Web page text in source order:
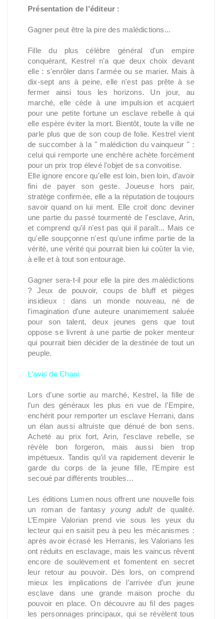
Présentation de l'éditeur :
Gagner peut être la pire des malédictions...
Fille du plus célèbre général d'un empire
conquérant, Kestrel n'a que deux choix devant
elle : s'enrôler dans l'armée ou se marier. Mais à
dix-sept ans à peine, elle n'est pas prête à se
fermer ainsi tous les horizons. Un jour, au
marché, elle cède à une impulsion et acquiert
pour une petite fortune un esclave rebelle à qui
elle espère éviter la mort. Bientôt, toute la ville ne
parle plus que de son coup de folie. Kestrel vient
de succomber à la " malédiction du vainqueur " :
celui qui remporte une enchère achète forcément
pour un prix trop élevé l'objet de sa convoitise.
Elle ignore encore qu'elle est loin, bien loin, d'avoir
fini de payer son geste. Joueuse hors pair,
stratège confirmée, elle a la réputation de toujours
savoir quand on lui ment. Elle croit donc deviner
une partie du passé tourmenté de l'esclave, Arin,
et comprend qu'il n'est pas qui il paraît... Mais ce
qu'elle soupçonne n'est qu'une infime partie de la
vérité, une vérité qui pourrait bien lui coûter la vie,
à elle et à tout son entourage.
Gagner sera-t-il pour elle la pire des malédictions
? Jeux de pouvoir, coups de bluff et pièges
insidieux : dans un monde nouveau, né de
l'imagination d'une auteure unanimement saluée
pour son talent, deux jeunes gens que tout
oppose se livrent à une partie de poker menteur
qui pourrait bien décider de la destinée de tout un
peuple.
L'avis de Chani
Lors d’une sortie au marché, Kestrel, la fille de
l’un des généraux les plus en vue de l’Empire,
enchérit pour remporter un esclave Herrani, dans
un élan aussi altruiste que dénué de bon sens.
Acheté au prix fort, Arin, l’esclave rebelle, se
révèle bon forgeron, mais aussi bien trop
impétueux. Tandis qu’il va rapidement devenir le
garde du corps de la jeune fille, l’Empire est
secoué par différents troubles…
Les éditions Lumen nous offrent une nouvelle fois
un roman de fantasy young adultde qualité.
L’Empire Valorian prend vie sous les yeux du
lecteur qui en saisit peu à peu les mécanismes :
après avoir écrasé les Herranis, les Valorians les
ont réduits en esclavage, mais les vaincus rêvent
encore de soulèvement et fomentent en secret
leur retour au pouvoir. Dès lors, on comprend
mieux les implications de l’arrivée d’un jeune
esclave dans une grande maison proche du
pouvoir en place. On découvre au fil des pages
les personnages principaux, qui se révèlent tous